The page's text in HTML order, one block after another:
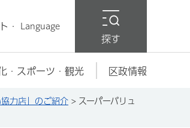
・ Language
探す
・スポーツ・観光 区政情報
協力店」のご紹介 > スーパーバリュ